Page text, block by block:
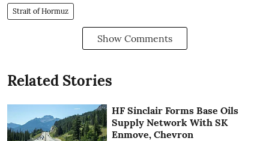
Strait of Hormuz
Show Comments
Related Stories
HF Sinclair Forms Base Oils
Supply Network With SK
Enmove, Chevron